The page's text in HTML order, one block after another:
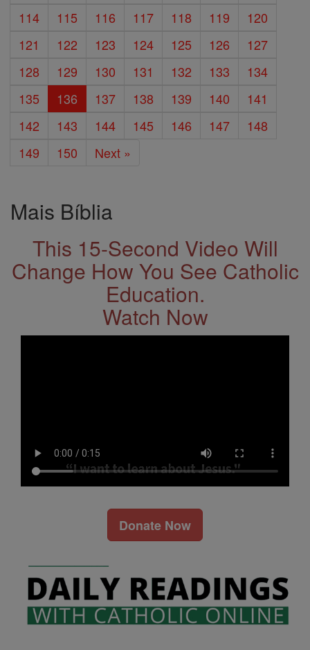
114
115 116 117 118 119
120
121
122 123 124 125 126
127
128
129 130 131 132 133
134
135
136 137 138 139 140
141
142
143 144 145 146 147
148
149
150 Next »
Mais Bíblia
This 15-Second Video Will
Change How You See Catholic
Education.
Watch Now
Donate Now